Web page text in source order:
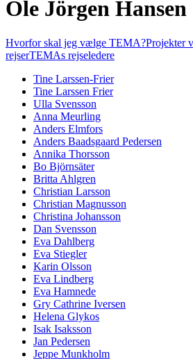
Ole Jörgen Hansen
Hvorfor skal jeg vælge TEMA?Projekter
rejserTEMAs rejseledere
Tine Larssen-Frier
Tine Larssen Frier
Ulla Svensson
Anna Meurling
Anders Elmfors
Anders Baadsgaard Pedersen
Annika Thorsson
Bo Björnsäter
Britta Ahlgren
Christian Larsson
Christian Magnusson
Christina Johansson
Dan Svensson
Eva Dahlberg
Eva Stiegler
Karin Olsson
Eva Lindberg
Eva Hamnede
Gry Cathrine Iversen
Helena Glykos
Isak Isaksson
Jan Pedersen
Jeppe Munkholm